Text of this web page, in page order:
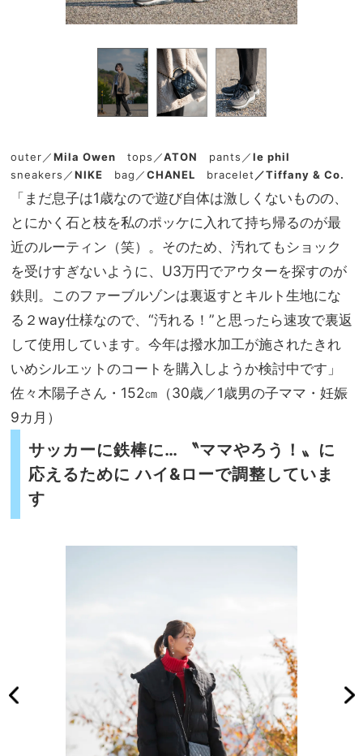
outer／Mila Owen tops／ATON pants／le phil
sneakers／NIKE bag／CHANEL bracelet ／Tiffany & Co.
「まだ息子は1歳なので遊び自体は激しくないものの、
とにかく石と枝を私のポッケに入れて持ち帰るのが最
近のルーティン（笑）。そのため、汚れてもショック
を受けすぎないように、U3万円でアウターを探すのが
鉄則。このファーブルゾンは裏返すとキルト生地にな
る２way仕様なので、“汚れる！”と思ったら速攻で裏返
して使用しています。今年は撥水加工が施されたきれ
いめシルエットのコートを購入しようか検討中です」
佐々木陽子さん・152㎝（30歳／1歳男の子ママ・妊娠
9カ月）
サッカーに鉄棒に… 〝ママやろう！〟に
応えるために ハイ&ローで調整していま
す